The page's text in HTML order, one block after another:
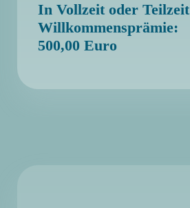
In Vollzeit oder Teilzeit
Willkommensprämie:
500,00 Euro